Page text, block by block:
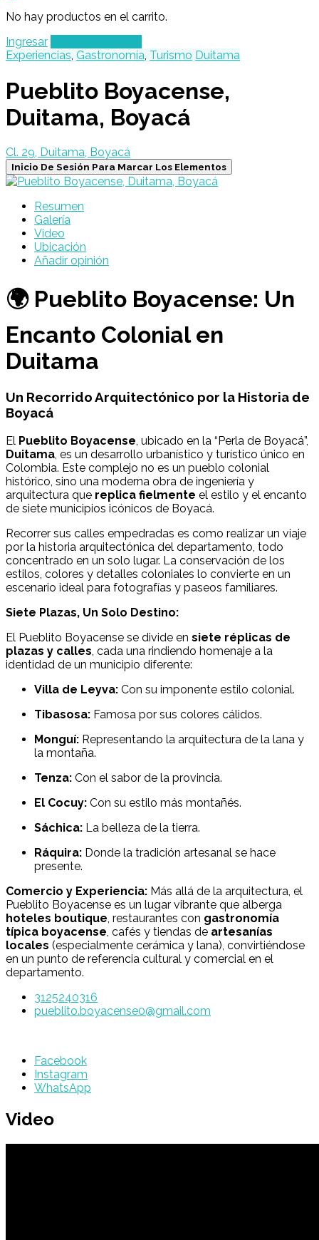
No hay productos en el carrito.
Ingresar
Experiencias, Gastronomía, Turismo Duitama
Pueblito Boyacense,
Duitama, Boyacá
Cl. 29, Duitama, Boyacá
Inicio De Sesión Para Marcar Los Elementos
Resumen
Galería
Video
Ubicación
Añadir opinión
🌍 Pueblito Boyacense: Un
Encanto Colonial en
Duitama
Un Recorrido Arquitectónico por la Historia de
Boyacá
El Pueblito Boyacense, ubicado en la “Perla de Boyacá”,
Duitama, es un desarrollo urbanístico y turístico único en
Colombia. Este complejo no es un pueblo colonial
histórico, sino una moderna obra de ingeniería y
arquitectura que replica fielmente el estilo y el encanto
de siete municipios icónicos de Boyacá.
Recorrer sus calles empedradas es como realizar un viaje
por la historia arquitectónica del departamento, todo
concentrado en un solo lugar. La conservación de los
estilos, colores y detalles coloniales lo convierte en un
escenario ideal para fotografías y paseos familiares.
Siete Plazas, Un Solo Destino:
El Pueblito Boyacense se divide en siete réplicas de
plazas y calles, cada una rindiendo homenaje a la
identidad de un municipio diferente:
Villa de Leyva: Con su imponente estilo colonial.
Tibasosa: Famosa por sus colores cálidos.
Monguí: Representando la arquitectura de la lana y
la montaña.
Tenza: Con el sabor de la provincia.
El Cocuy: Con su estilo más montañés.
Sáchica: La belleza de la tierra.
Ráquira: Donde la tradición artesanal se hace
presente.
Comercio y Experiencia: Más allá de la arquitectura, el
Pueblito Boyacense es un lugar vibrante que alberga
hoteles boutique, restaurantes con gastronomía
típica boyacense, cafés y tiendas de artesanías
locales (especialmente cerámica y lana), convirtiéndose
en un punto de referencia cultural y comercial en el
departamento.
3125240316
pueblito.boyacense0@gmail.com
Facebook
Instagram
WhatsApp
Video